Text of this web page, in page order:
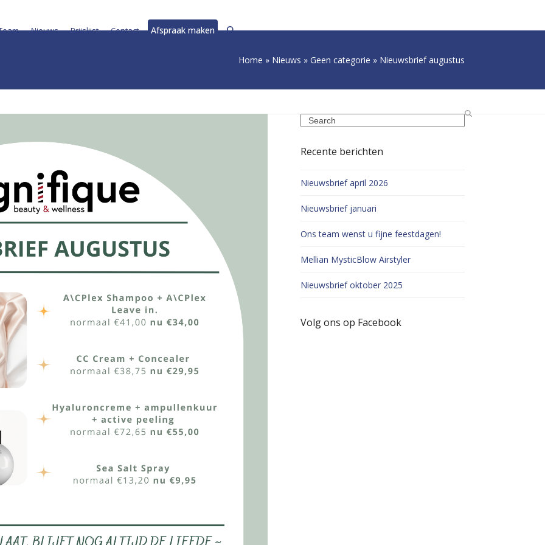
Nieuws Prijslijst Contact Afspraak maken
Home » Nieuws » Geen categorie » Nieuwsbrief augustus
Search
Recente berichten
Nieuwsbrief april 2026
Nieuwsbrief januari
Ons team wenst u fijne feestdagen!
Mellian MysticBlow Airstyler
Nieuwsbrief oktober 2025
Volg ons op Facebook